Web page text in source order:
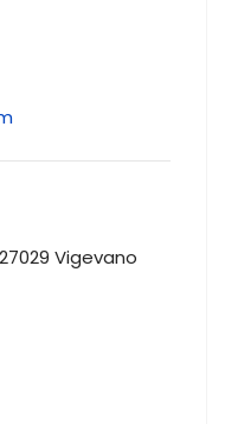
Vigevano